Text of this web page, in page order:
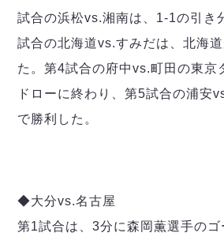
個人ランキング｜シュート
個人ランキング｜シュート成功率
個人ランキング｜第2PK
メットライフ生命Ｆリーグ
アリーナ情報
チケット情報
過去の記録
メットライフ生命Ｆ２リーグ
ヴォスクオーレ仙台
リガーレヴィア葛飾
Y．S．C．C．横浜
ポルセイド浜田
ミラクルスマイル新居浜
アリーナ観戦マナー&ルール
Ｆリーグカップ 試合記録
リーグ統計データ
記念ゴール
ハットトリック
エスポラーダ北海道
試合の浜松vs.湘南は、1-1の引き
試合の北海道vs.すみだは、北海
た。第4試合の府中vs.町田の東京
ドローに終わり、第5試合の浦安
で勝利した。
◆大分vs.名古屋
第1試合は、3分に森岡薫選手の